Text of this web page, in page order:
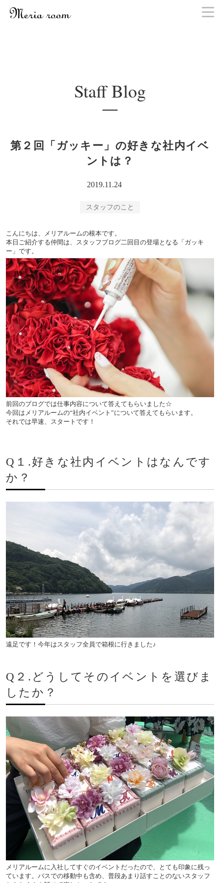
お問い合わせ
Staff Blog
第２回「ガッキー」の好きな社内イベ
ントは？
2019.11.24
スタッフのこと
こんにちは、メリアルームの根本です。
本日ご紹介する仲間は、スタッフブログ二回目の登場となる「ガッキ
ー」です。
前回のブログでは仕事内容について答えてもらいました☆
今回はメリアルームの“社内イベント”について答えてもらいます。
それでは早速、スタートです！
Q１.好きな社内イベントはなんです
か？
遠足です！今年はスタッフ全員で箱根に行きました♪
Q２.どうしてそのイベントを選びま
したか？
メリアルームに入社してすぐのイベントだったので、とても印象に残っ
ています。バスでの移動中も含め、普段あまり話すことのないスタッフ